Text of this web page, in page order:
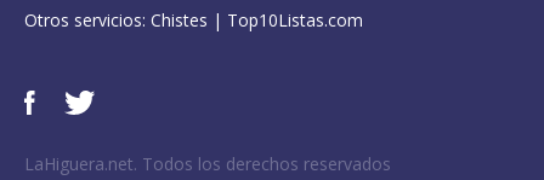
Otros servicios: Chistes | Top10Listas.com
LaHiguera.net. Todos los derechos reservados